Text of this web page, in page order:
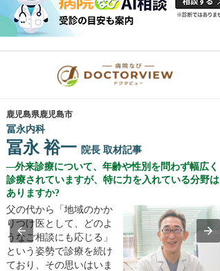
鹿児島県鹿児島市
冨永内科
冨永 裕一 院長 取材記事
外来診療について、年齢や性別を問わず幅広く
診療されていますが、特に力を入れている分野は
ありますか?
父の代から「地域のかか
りつけ医として、どのよ
うなご相談にも応じる」
という姿勢で診療を続け
ており、その思いはいま